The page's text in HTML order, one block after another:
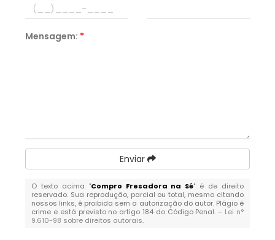
Mensagem: *
Enviar
O texto acima "Compro Fresadora na Sé" é de direito
reservado. Sua reprodução, parcial ou total, mesmo citando
nossos links, é proibida sem a autorização do autor. Plágio é
crime e está previsto no artigo 184 do Código Penal. – Lei n°
9.610-98 sobre direitos autorais.